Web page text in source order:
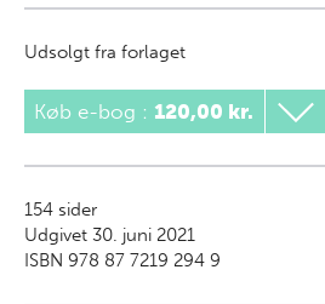
Udsolgt fra forlaget
Køb e-bog : 120,00 kr.
154 sider
Udgivet 30. juni 2021
ISBN 978 87 7219 294 9